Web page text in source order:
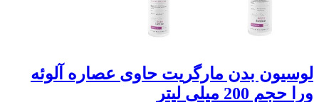
لوسیون بدن مارگریت حاوی عصاره آلوئه
ورا حجم 200 میلی لیتر